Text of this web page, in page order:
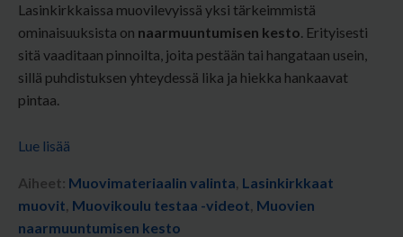
Lasinkirkkaissa muovilevyissä yksi tärkeimmistä
ominaisuuksista on naarmuuntumisen kesto. Erityisesti
sitä vaaditaan pinnoilta, joita pestään tai hangataan usein,
sillä puhdistuksen yhteydessä lika ja hiekka hankaavat
pintaa.
Lue lisää
Aiheet: Muovimateriaalin valinta, Lasinkirkkaat
muovit, Muovikoulu testaa -videot, Muovien
naarmuuntumisen kesto